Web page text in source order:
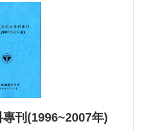
刊(1996~2007年)